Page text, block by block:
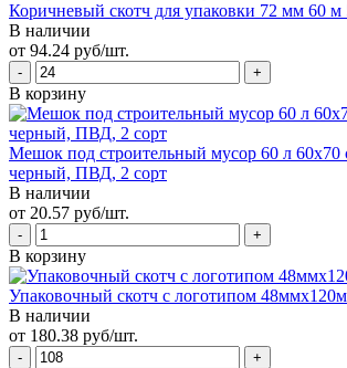
Коричневый скотч для упаковки 72 мм 60
В наличии
от 94.24 руб/шт.
В корзину
Мешок под строительный мусор 60 л 60х70
черный, ПВД, 2 сорт
В наличии
от 20.57 руб/шт.
В корзину
Упаковочный скотч с логотипом
В наличии
от 180.38 руб/шт.